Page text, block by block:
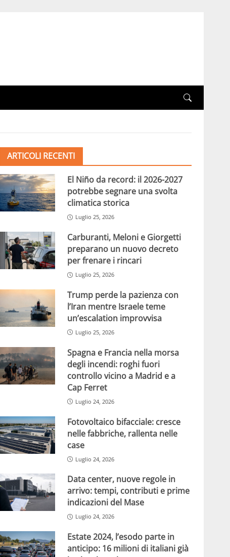
ARTICOLI RECENTI
El Niño da record: il 2026-2027
potrebbe segnare una svolta
climatica storica
Luglio 25, 2026
Carburanti, Meloni e Giorgetti
preparano un nuovo decreto
per frenare i rincari
Luglio 25, 2026
Trump perde la pazienza con
l’Iran mentre Israele teme
un’escalation improvvisa
Luglio 25, 2026
Spagna e Francia nella morsa
degli incendi: roghi fuori
controllo vicino a Madrid e a
Cap Ferret
Luglio 24, 2026
Fotovoltaico bifacciale: cresce
nelle fabbriche, rallenta nelle
case
Luglio 24, 2026
Data center, nuove regole in
arrivo: tempi, contributi e prime
indicazioni del Mase
Luglio 24, 2026
Estate 2024, l’esodo parte in
anticipo: 16 milioni di italiani già